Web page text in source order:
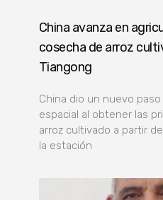
China avanza en
cosecha de arroz
Tiangong
China dio un nuevo
espacial al obtener las
arroz cultivado a partir
la estación